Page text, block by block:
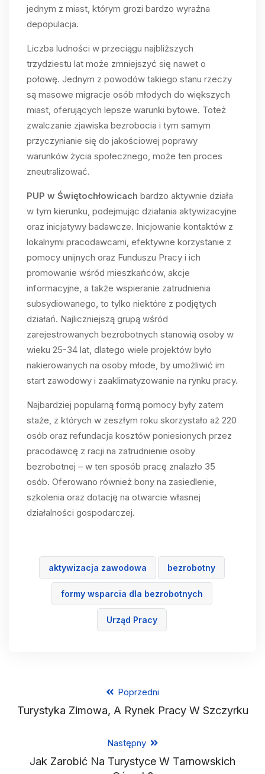
jednym z miast, którym grozi bardzo wyraźna
depopulacja.
Liczba ludności w przeciągu najbliższych
trzydziestu lat może zmniejszyć się nawet o
połowę. Jednym z powodów takiego stanu rzeczy
są masowe migracje osób młodych do większych
miast, oferujących lepsze warunki bytowe. Toteż
zwalczanie zjawiska bezrobocia i tym samym
przyczynianie się do jakościowej poprawy
warunków życia społecznego, może ten proces
zneutralizować.
PUP w Świętochłowicach bardzo aktywnie działa
w tym kierunku, podejmując działania aktywizacyjne
oraz inicjatywy badawcze. Inicjowanie kontaktów z
lokalnymi pracodawcami, efektywne korzystanie z
pomocy unijnych oraz Funduszu Pracy i ich
promowanie wśród mieszkańców, akcje
informacyjne, a także wspieranie zatrudnienia
subsydiowanego, to tylko niektóre z podjętych
działań. Najliczniejszą grupą wśród
zarejestrowanych bezrobotnych stanowią osoby w
wieku 25-34 lat, dlatego wiele projektów było
nakierowanych na osoby młode, by umożliwić im
start zawodowy i zaaklimatyzowanie na rynku pracy.
Najbardziej popularną formą pomocy były zatem
staże, z których w zeszłym roku skorzystało aż 220
osób oraz refundacja kosztów poniesionych przez
pracodawcę z racji na zatrudnienie osoby
bezrobotnej – w ten sposób pracę znalazło 35
osób. Oferowano również bony na zasiedlenie,
szkolenia oraz dotację na otwarcie własnej
działalności gospodarczej.
aktywizacja zawodowa bezrobotny
formy wsparcia dla bezrobotnych
Urząd Pracy
Poprzedni
Turystyka Zimowa, A Rynek Pracy W Szczyrku
Następny
Jak Zarobić Na Turystyce W Tarnowskich